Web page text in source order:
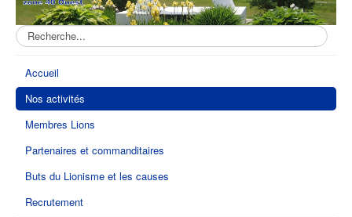
Recherche:
Accueil
Nos activités
Membres Lions
Partenaires et commanditaires
Buts du Lionisme et les causes
Recrutement